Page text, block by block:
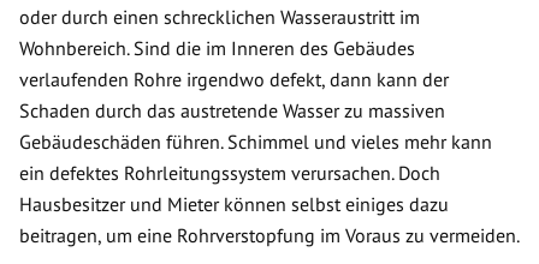
oder durch einen schrecklichen Wasseraustritt im
Wohnbereich. Sind die im Inneren des Gebäudes
verlaufenden Rohre irgendwo defekt, dann kann der
Schaden durch das austretende Wasser zu massiven
Gebäudeschäden führen. Schimmel und vieles mehr kann
ein defektes Rohrleitungssystem verursachen. Doch
Hausbesitzer und Mieter können selbst einiges dazu
beitragen, um eine Rohrverstopfung im Voraus zu vermeiden.